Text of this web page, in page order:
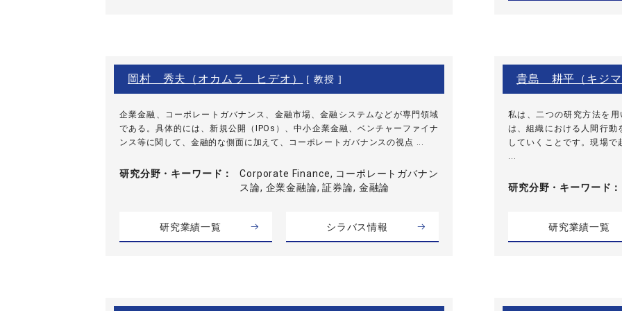
岡村 秀夫（オカムラ ヒデオ） [ 教授 ]
企業金融、コーポレートガバナンス、金融市場、金融システムなどが専門領域
である。具体的には、新規公開（IPOs）、中小企業金融、ベンチャーファイナ
ンス等に関して、金融的な側面に加えて、コーポレートガバナンスの視点 ...
研究分野・ キーワード
Corporate Finance, コーポレートガバナン
ス論, 企業金融論, 証券論, 金融論
研究業績一覧 シラバス情報
貴島 耕平（キジ
私は、二つの研究方法を
は、組織における人間行動
していくことです。現場
研究分野・ キーワード
研究業績一覧